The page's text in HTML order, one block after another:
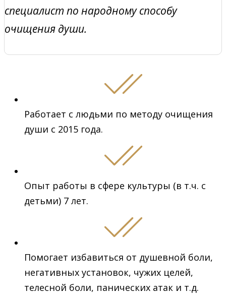
специалист по народному способу
очищения души.
Работает с людьми по методу очищения
души с 2015 года.
Опыт работы в сфере культуры (в т.ч. с
детьми) 7 лет.
Помогает избавиться от душевной боли,
негативных установок, чужих целей,
телесной боли, панических атак и т.д.